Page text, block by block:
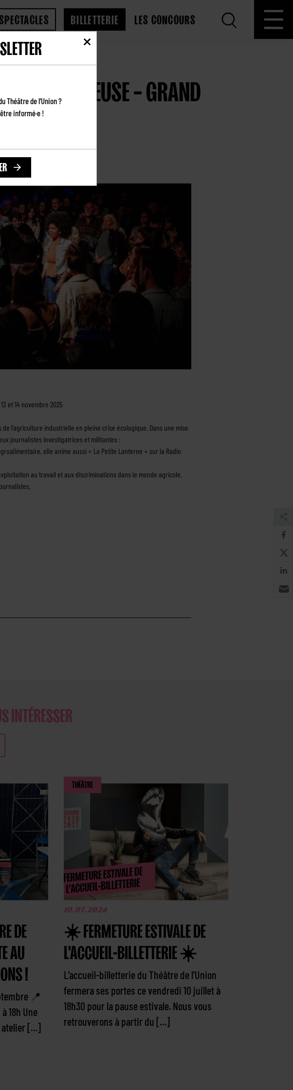
BILLETTERIE LES CONCOURS
ON CREUSE – GRAND
#6
et 14 novembre 2025
l’agriculture industrielle en pleine crise écologique. Dans une mise
journalistes investigatrices et militantes :
elle anime aussi « La Petite Lanterne » sur la Radio
au travail et aux discriminations dans le monde agricole.
INTÉRESSER
DE
AU
!
📍
18h Une
atelier […]
THÉÂTRE
10.07.2026
☀️ FERMETURE ESTIVALE DE
L'ACCUEIL-BILLETTERIE ☀️
L’accueil-billetterie du Théâtre de l’Union
fermera ses portes ce vendredi 10 juillet à
18h30 pour la pause estivale. Nous vous
retrouverons à partir du […]
Théâtre de l'Union ?
informé·e !